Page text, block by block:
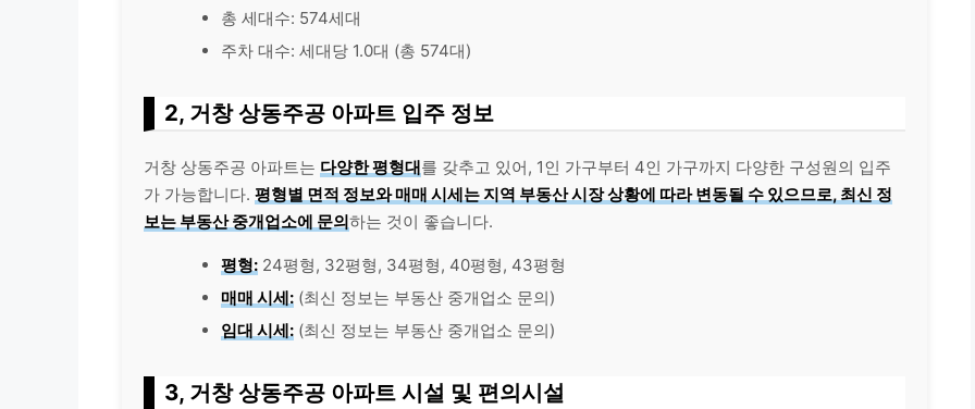
총 세대수: 574세대
주차 대수: 세대당 1.0대 (총 574대)
2, 거창 상동주공 아파트 입주 정보
거창 상동주공 아파트는 다양한 평형대를 갖추고 있어, 1인 가구부터 4인 가구까지 다양한 구성원의 입주
가 가능합니다. 평형별 면적 정보와 매매 시세는 지역 부동산 시장 상황에 따라 변동될 수 있으므로, 최신 정
보는 부동산 중개업소에 문의하는 것이 좋습니다.
평형: 24평형, 32평형, 34평형, 40평형, 43평형
매매 시세: (최신 정보는 부동산 중개업소 문의)
임대 시세: (최신 정보는 부동산 중개업소 문의)
3, 거창 상동주공 아파트 시설 및 편의시설